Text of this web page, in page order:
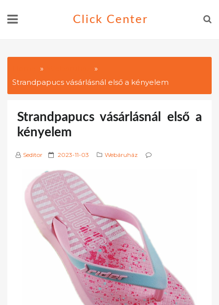
Click Center
Strandpapucs vásárlásnál első a kényelem
Strandpapucs vásárlásnál első a
kényelem
Seditor
P
s
t
e
d
o
n
2023-11-03 Webáruház